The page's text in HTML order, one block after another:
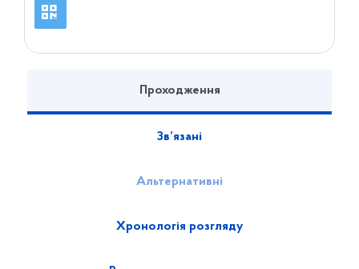
Проходження
Зв’язані
Альтернативні
Хронологія розгляду